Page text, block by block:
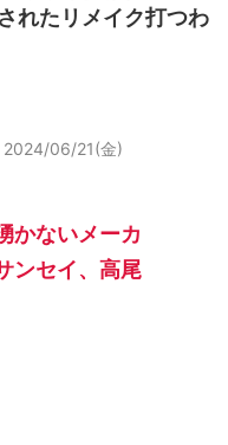
れたリメイク打つわ
2024/06/21(金)
かないメーカ
ンセイ、高尾